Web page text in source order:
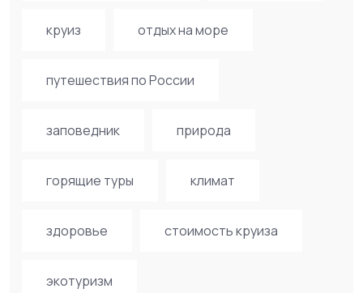
круиз отдых на море
путешествия по России
заповедник природа
горящие туры климат
здоровье стоимость круиза
экотуризм